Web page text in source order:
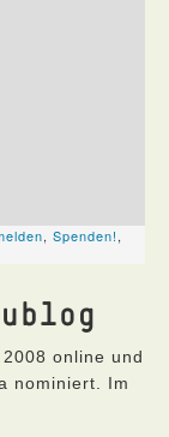
online und
nominiert. Im